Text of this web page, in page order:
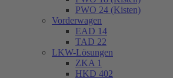
PWO 24 (Kisten)
Vorderwagen
EAD 14
TAD 22
LKW-Lösungen
ZKA 1
HKD 402